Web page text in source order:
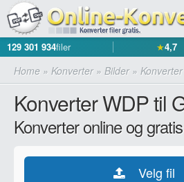
129 301 934filer ★4,7
Home » Konverter» Bilder»
Konverter WDP til
Konverter online og
Velg fil